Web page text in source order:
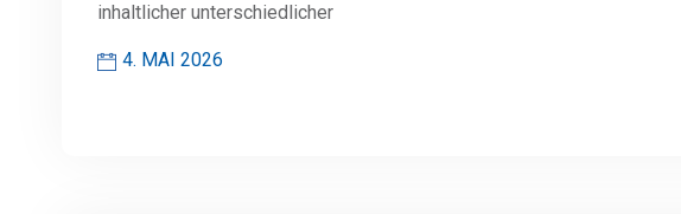
inhaltlicher unterschiedlicher
4. MAI 2026